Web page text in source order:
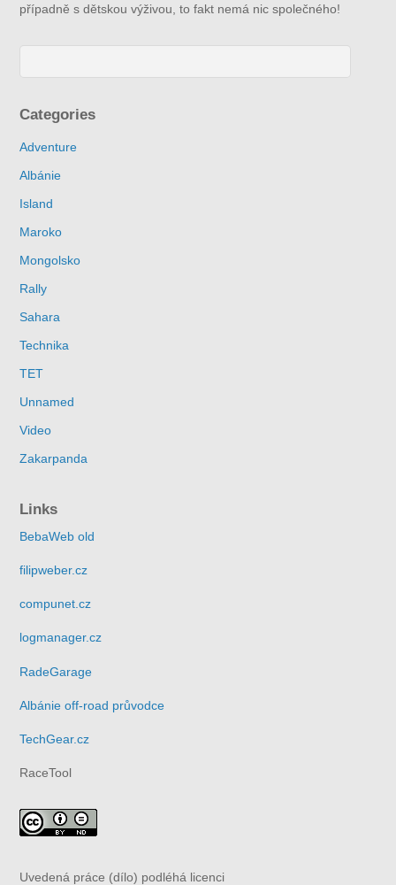
případně s dětskou výživou, to fakt nemá nic společného!
Categories
Adventure
Albánie
Island
Maroko
Mongolsko
Rally
Sahara
Technika
TET
Unnamed
Video
Zakarpanda
Links
BebaWeb old
filipweber.cz
compunet.cz
logmanager.cz
RadeGarage
Albánie off-road průvodce
TechGear.cz
RaceTool
Uvedená práce (dílo) podléhá licenci